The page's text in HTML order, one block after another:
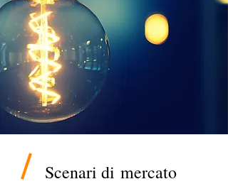
Scenari di mercato